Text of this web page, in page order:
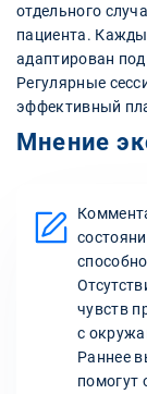
отдельного
пациента.
адаптирован под
Регулярные
эффективный
Мнение
чувств
с
Раннее
помогут